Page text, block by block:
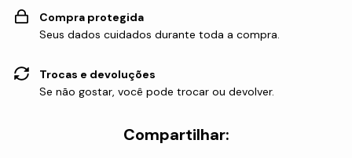
Compra protegida
Seus dados cuidados durante toda a compra.
Trocas e devoluções
Se não gostar, você pode trocar ou devolver.
Compartilhar: